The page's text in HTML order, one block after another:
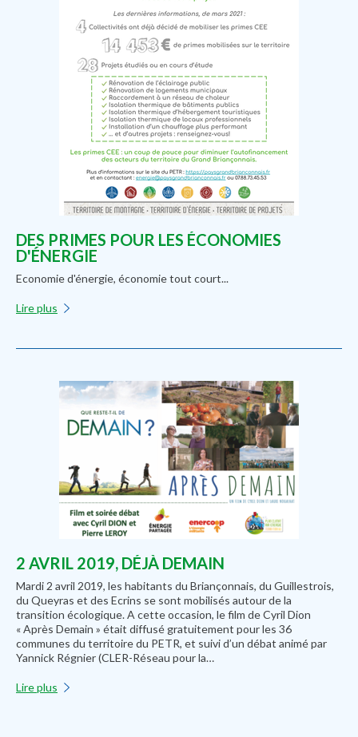
DES PRIMES POUR LES ÉCONOMIES
D'ÉNERGIE
Economie d'énergie, économie tout court...
Lire plus
2 AVRIL 2019, DÉJÀ DEMAIN
Mardi 2 avril 2019, les habitants du Briançonnais, du Guillestrois,
du Queyras et des Ecrins se sont mobilisés autour de la
transition écologique. A cette occasion, le film de Cyril Dion
« Après Demain » était diffusé gratuitement pour les 36
communes du territoire du PETR, et suivi d’un débat animé par
Yannick Régnier (CLER-Réseau pour la…
Lire plus